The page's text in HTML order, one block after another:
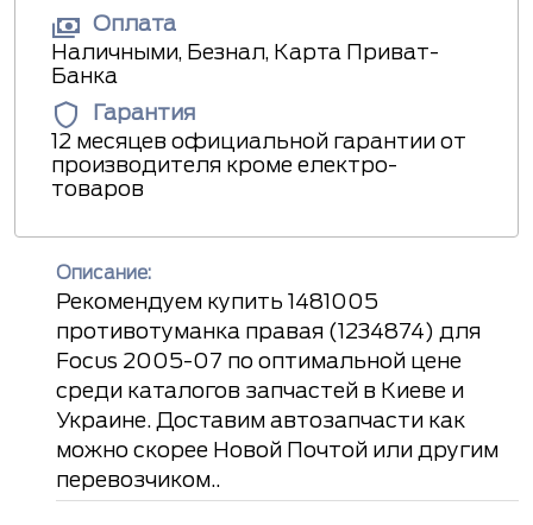
Оплата
Наличными, Безнал, Карта Приват-
Банка
Гарантия
12 месяцев официальной гарантии от
производителя кроме електро-
товаров
Описание:
Рекомендуем купить 1481005
противотуманка правая (1234874) для
Focus 2005-07 по оптимальной цене
среди каталогов запчастей в Киеве и
Украине. Доставим автозапчасти как
можно скорее Новой Почтой или другим
перевозчиком..